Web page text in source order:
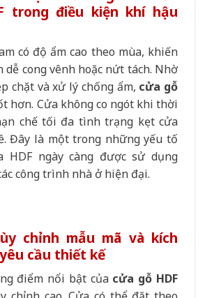
trong điều kiện khí hậu
có độ ẩm cao theo mùa, khiến
cong vênh hoặc nứt tách. Nhờ
chặt và xử lý chống ẩm, cửa gỗ
hơn. Cửa không co ngót khi thời
chế tối đa tình trạng kẹt cửa
Đây là một trong những yếu tố
HDF ngày càng được sử dụng
công trình nhà ở hiện đại.
chỉnh mẫu mã và kích
cầu thiết kế
điểm nổi bật của cửa gỗ HDF